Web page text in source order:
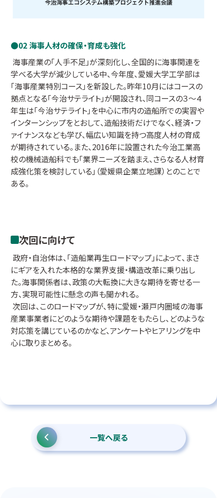
02 海事人材の確保・育成も強化
海事産業の「人手不足」が深刻化し、全国的に海事関連を
学べる大学が減少している中、今年度、愛媛大学工学部は
「海事産業特別コース」を新設した。昨年10月にはコースの
拠点となる「今治サテライト」が開設され、同コースの３～４
年生は「今治サテライト」を中心に市内の造船所での実習や
インターンシップをとおして、造船技術だけでなく、経済・フ
ァイナンスなども学び、幅広い知識を持つ高度人材の育成
が期待されている。また、2016年に設置された今治工業高
校の機械造船科でも「業界ニーズを踏まえ、さらなる人材育
成強化策を検討している」（愛媛県企業立地課）とのことで
ある。
次回に向けて
政府・自治体は、「造船業再生ロードマップ」によって、まさ
にギアを入れた本格的な業界支援・構造改革に乗り出し
た。海事関係者は、政策の大転換に大きな期待を寄せる一
方、実現可能性に懸念の声も聞かれる。
次回は、このロードマップが、特に愛媛・瀬戸内圏域の海事
産業事業者にどのような期待や課題をもたらし、どのような
対応策を講じているのかなど、アンケートやヒアリングを中
心に取りまとめる。
一覧へ戻る